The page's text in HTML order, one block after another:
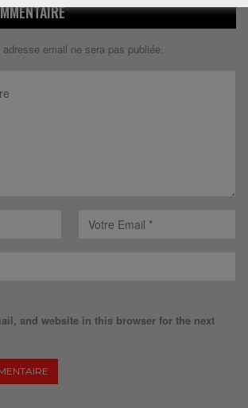
adresse email ne sera pas publiée.
and website in this browser for the next